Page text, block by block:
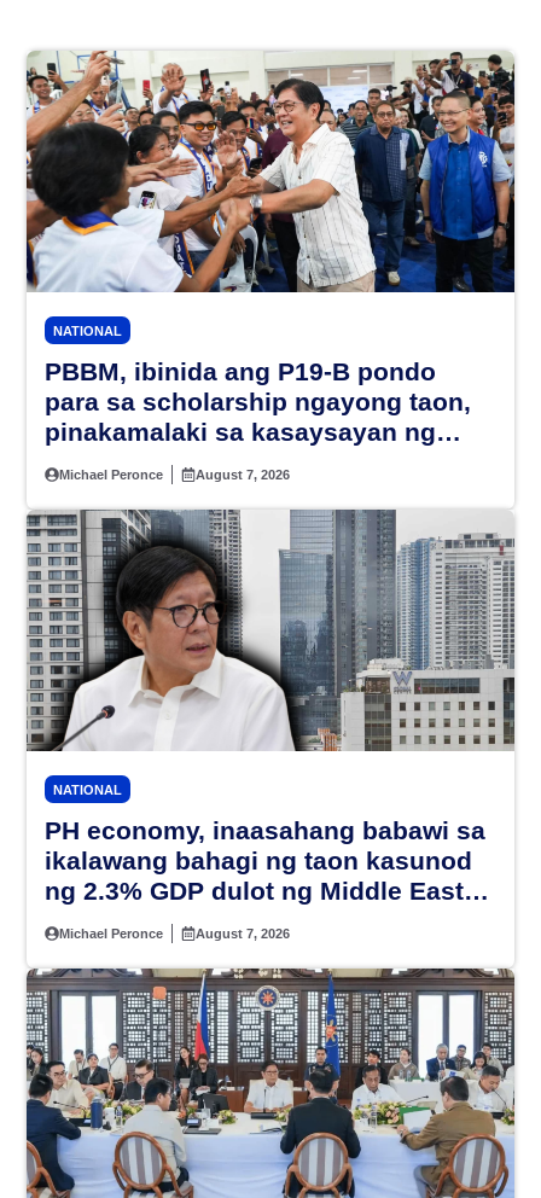
NATIONAL
PBBM, ibinida ang P19-B pondo
para sa scholarship ngayong taon,
pinakamalaki sa kasaysayan ng
TESDA
Michael Peronce August 7, 2026
NATIONAL
PH economy, inaasahang babawi sa
ikalawang bahagi ng taon kasunod
ng 2.3% GDP dulot ng Middle East
war, pagkaantala ng public
construction
Michael Peronce August 7, 2026